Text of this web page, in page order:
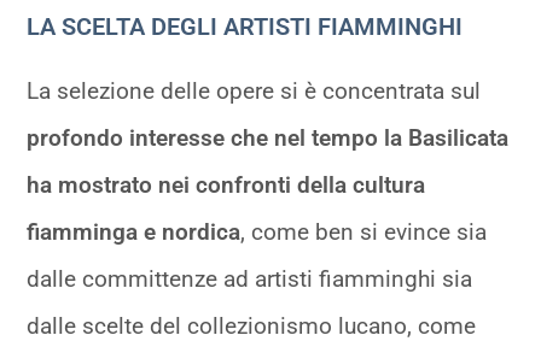
LA SCELTA DEGLI ARTISTI FIAMMINGHI
La selezione delle opere si è concentrata sul
profondo interesse che nel tempo la Basilicata
ha mostrato nei confronti della cultura
fiamminga e nordica, come ben si evince sia
dalle committenze ad artisti fiamminghi sia
dalle scelte del collezionismo lucano, come